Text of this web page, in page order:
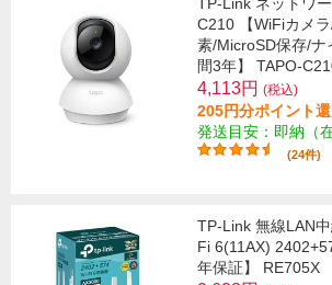
TP-Link ネットワ
C210 【WiFiカメ
素/MicroSD保存/ナ
間3年】 TAPO-
4,113円 (税込)
205円分ポイント
発送目安：即納（
(24件)
TP-Link 無線LAN
Fi 6(11AX)
年保証】 RE705X